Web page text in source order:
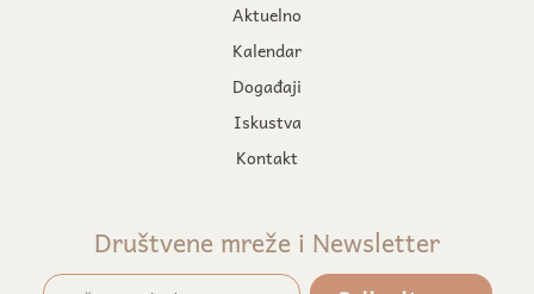
Aktuelno
Kalendar
Događaji
Iskustva
Kontakt
Društvene mreže i Newsletter